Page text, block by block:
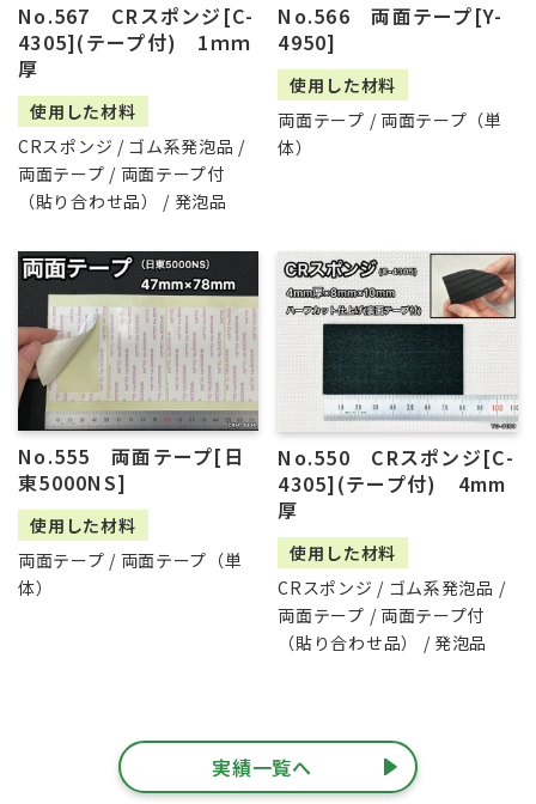
No.567 CRスポンジ[C-
4305](テープ付) 1ｍｍ
厚
使用した材料
CRスポンジ / ゴム系発泡品 /
両面テープ / 両面テープ付
（貼り合わせ品） / 発泡品
No.566 両面テープ[Y-
4950]
使用した材料
両面テープ / 両面テープ（単
体）
No.555 両面テープ[日
東5000NS]
使用した材料
両面テープ / 両面テープ（単
体）
No.550 CRスポンジ[C-
4305](テープ付) 4mm
厚
使用した材料
CRスポンジ / ゴム系発泡品 /
両面テープ / 両面テープ付
（貼り合わせ品） / 発泡品
実績一覧へ